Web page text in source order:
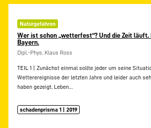
Naturgefahren
Wer ist schon „wetterfest“? Und die Zeit läuft.
Bayern.
Dipl.-Phys. Klaus Ross
TEIL 1 | Zunächst einmal sollte jeder um seine
Wetterereignisse der letzten Jahre und leider auch
haben gezeigt, Leben…
schadenprisma 1 | 2019